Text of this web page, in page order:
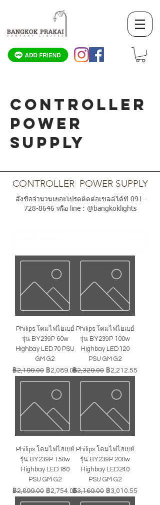
CONTROLLER
POWER
SUPPLY
CONTROLLER POWER SUPPLY
สั่งซื้อจำนวนเยอะโปรดติดต่อเซลล์ได้ที่ 091-
728-8646หรือ line : @bangkoklights
Philips โคมไฟไฮเบย์
รุ่น BY239P 60w
Highbay LED70 PSU
GM G2
ราคาปกติ
฿2,199.00 ราคาขายลด
฿2,089.05
Philips โคมไฟไฮเบย์
รุ่น BY239P 100w
Highbay LED120
PSU GM G2
ราคาปกติ
฿2,329.00 ราคาขายลด
฿2,212.55
Philips โคมไฟไฮเบย์
รุ่น BY239P 150w
Highbay LED180
PSU GM G2
ราคาปกติ
฿2,899.00 ราคาขายลด
฿2,754.05
Philips โคมไฟไฮเบย์
รุ่น BY239P 200w
Highbay LED240
PSU GM G2
ราคาปกติ
฿3,169.00 ราคาขายลด
฿3,010.55